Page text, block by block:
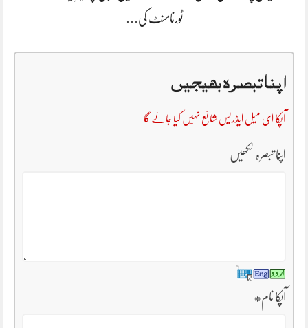
ٹورنامنٹ کی…
اپنا تبصرہ بھیجیں
آپکا ای میل ایڈریس شائع نہیں کیا جائے گا
اپنا تبصرہ لکھیں
آپکا نام*